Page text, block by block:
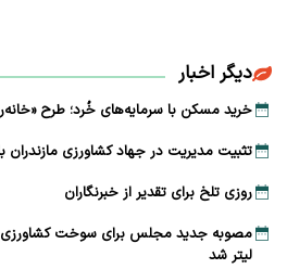
دیگر اخبار
خرید مسکن با سرمایه‌های خُرد؛ طرح
تثبیت مدیریت در جهاد کشاورزی مازندران
روزی تلخ برای تقدیر از خبرنگاران
لیتر شد